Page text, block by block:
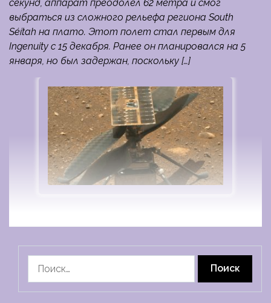
секунд, аппарат преодолел 62 метра и смог
выбраться из сложного рельефа региона South
Séítah на плато. Этот полет стал первым для
Ingenuity с 15 декабря. Ранее он планировался на 5
января, но был задержан, поскольку […]